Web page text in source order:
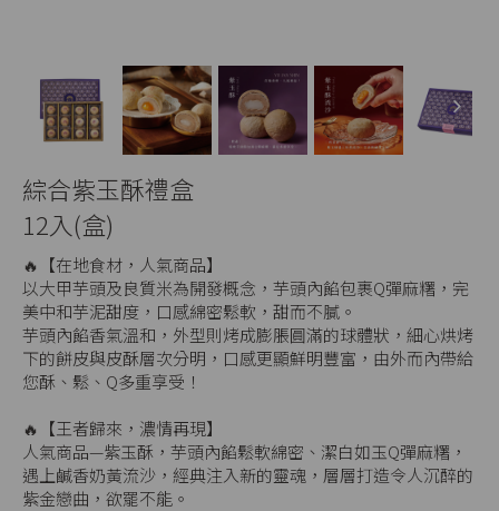
Next
綜合紫玉酥禮盒
12入(盒)
🔥【在地食材，人氣商品】
以大甲芋頭及良質米為開發概念，芋頭內餡包裹Q彈麻糬，完
美中和芋泥甜度，口感綿密鬆軟，甜而不膩。
芋頭內餡香氣溫和，外型則烤成膨脹圓滿的球體狀，細心烘烤
下的餅皮與皮酥層次分明，口感更顯鮮明豐富，由外而內帶給
您酥、鬆、Q多重享受！
🔥【王者歸來，濃情再現】
人氣商品—紫玉酥，芋頭內餡鬆軟綿密、潔白如玉Q彈麻糬，
遇上鹹香奶黃流沙，經典注入新的靈魂，層層打造令人沉醉的
紫金戀曲，欲罷不能。